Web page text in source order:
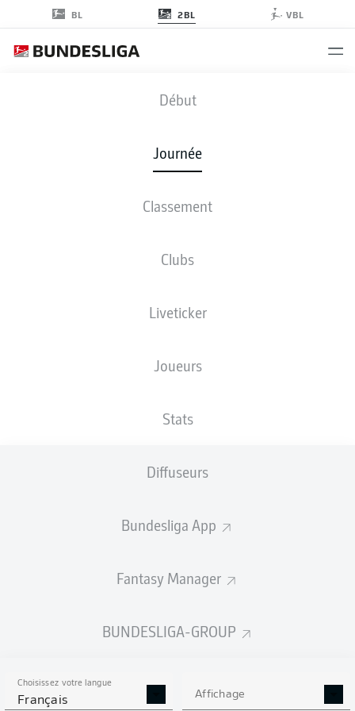
BL 2BL VBL
Début
Journée
Classement
Clubs
Liveticker
Joueurs
Stats
Diffuseurs
Bundesliga App
Fantasy Manager
BUNDESLIGA-GROUP
Choisissez votre langue
Français Affichage
BOC - KSV
COMPOSITIONS STATISTIQUES
0